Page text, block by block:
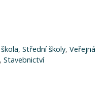
, Střední školy, Veřejná
, Stavebnictví